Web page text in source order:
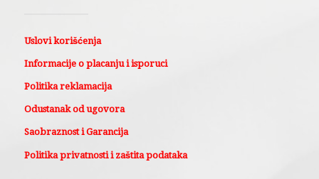
Uslovi korišćenja
Informacije o placanju i isporuci
Politika reklamacija
Odustanak od ugovora
Saobraznost i Garancija
Politika privatnosti i zaštita podataka